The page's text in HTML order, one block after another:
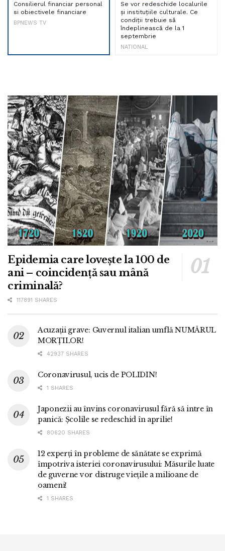
Consilierul financiar personal
si obiectivele financiare
BPNEWS TV
Se vor redeschide localurile
și instituțiile culturale. Ce
condiții trebuie să
îndeplinească de la 1
septembrie
NATIONAL
Epidemia care lovește la 100 de
ani – coincidență sau mână
criminală?
117891 SHARES
Acuzații grave: Guvernul italian umflă NUMĂRUL
MORȚILOR!
42937 SHARES
Coronavirusul, ucis de POLIDIN!
1 SHARES
Japonezii au învins coronavirusul fără să intre în
panică: Școlile se redeschid în aprilie!
80620 SHARES
12 experți în probleme de sănătate se exprimă
împotriva isteriei coronavirusului: Măsurile luate
de guverne vor distruge viețile a milioane de
oameni!
1 SHARES